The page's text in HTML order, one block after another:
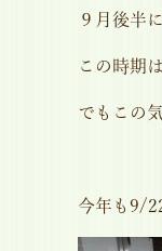
９月後半
この時期
でもこの
今年も9/